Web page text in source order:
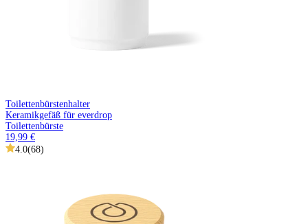
Toilettenbürstenhalter
Keramikgefäß für everdrop
Toilettenbürste
19,99 €
4.0(68)